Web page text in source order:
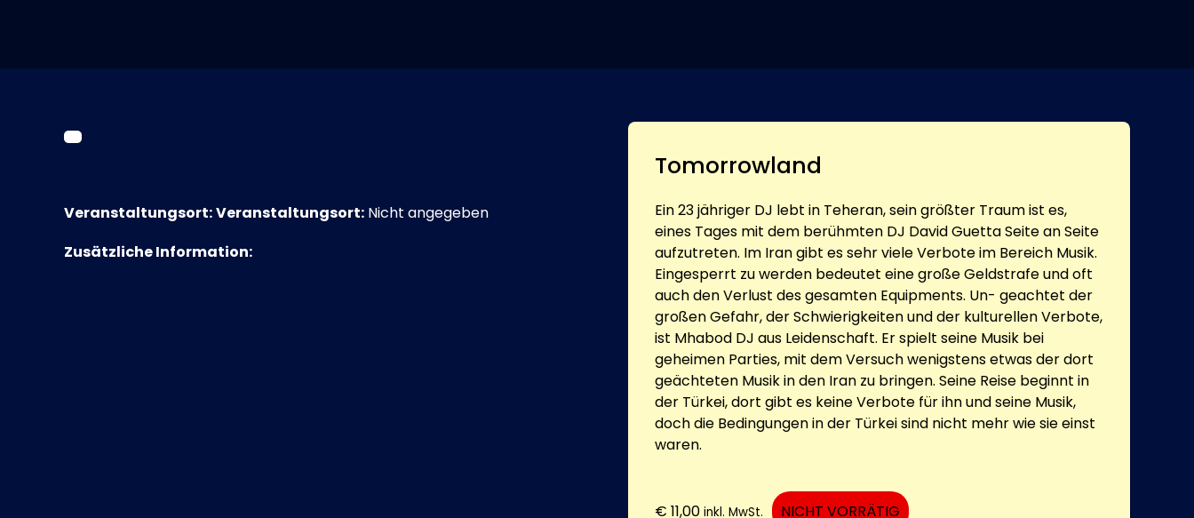
Veranstaltungsort:Veranstaltungsort: Nicht angegeben
Zusätzliche Information:
Tomorrowland
Ein 23 jähriger DJ lebt in Teheran, sein größter Traum ist es,
eines Tages mit dem berühmten DJ David Guetta Seite an Seite
aufzutreten. Im Iran gibt es sehr viele Verbote im Bereich Musik.
Eingesperrt zu werden bedeutet eine große Geldstrafe und oft
auch den Verlust des gesamten Equipments. Un- geachtet der
großen Gefahr, der Schwierigkeiten und der kulturellen Verbote,
ist Mhabod DJ aus Leidenschaft. Er spielt seine Musik bei
geheimen Parties, mit dem Versuch wenigstens etwas der dort
geächteten Musik in den Iran zu bringen. Seine Reise beginnt in
der Türkei, dort gibt es keine Verbote für ihn und seine Musik,
doch die Bedingungen in der Türkei sind nicht mehr wie sie einst
waren.
€ 11,00 inkl. MwSt. NICHT VORRÄTIG